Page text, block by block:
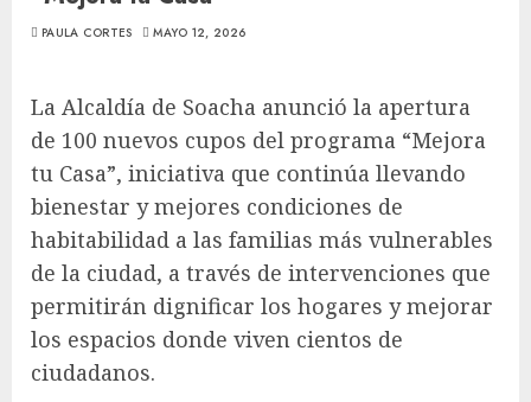
PAULA CORTES MAYO 12, 2026
La Alcaldía de Soacha anunció la apertura
de 100 nuevos cupos del programa “Mejora
tu Casa”, iniciativa que continúa llevando
bienestar y mejores condiciones de
habitabilidad a las familias más vulnerables
de la ciudad, a través de intervenciones que
permitirán dignificar los hogares y mejorar
los espacios donde viven cientos de
ciudadanos.